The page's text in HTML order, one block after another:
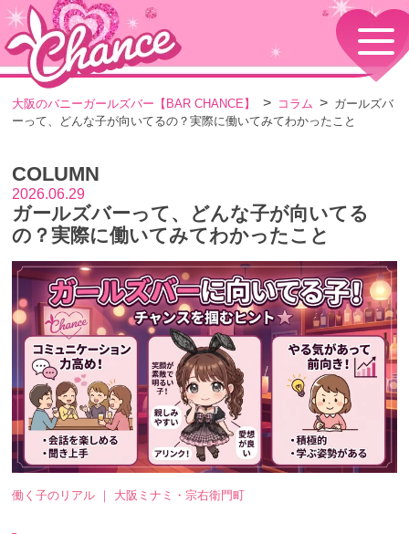
HOME
TOPページ
コンセプト
GIRLS
MENU
メニュー・料金
イベント情報
SHOP
店舗情報・よくある質問
VISITORS TO JAPAN
外国人観光客向け
RECRUIT
採用情報
大阪のバニーガールズバー【BAR CHANCE】 コラム
ガールズバ
ーって、どんな子が向いてるの？実際に働いてみてわかったこと
COLUMN
2026.06.29
ガールズバーって、どんな子が向いてる
の？実際に働いてみてわかったこと
働く子のリアル ｜ 大阪ミナミ・宗右衛門町